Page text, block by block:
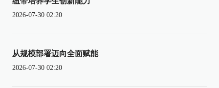
2026-07-30 02:20
从规模部署迈向全面赋能
2026-07-30 02:20